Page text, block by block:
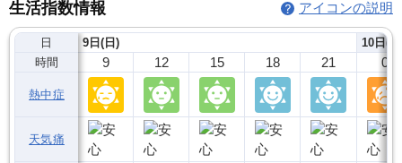
生活指数情報 アイコンの説明
日
時間
熱中症
天気痛
9日(日)
9 12 15 18 21
10日(
0